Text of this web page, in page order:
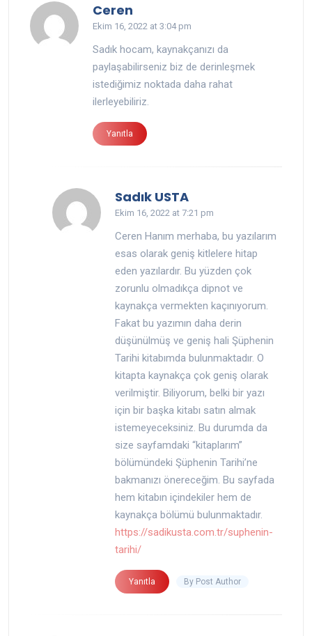
Ceren
Ekim 16, 2022 at 3:04 pm
Sadık hocam, kaynakçanızı da
paylaşabilirseniz biz de derinleşmek
istediğimiz noktada daha rahat
ilerleyebiliriz.
Yanıtla
Sadık USTAsays:
Ekim 16, 2022 at 7:21 pm
Ceren Hanım merhaba, bu yazılarım
esas olarak geniş kitlelere hitap
eden yazılardır. Bu yüzden çok
zorunlu olmadıkça dipnot ve
kaynakça vermekten kaçınıyorum.
Fakat bu yazımın daha derin
düşünülmüş ve geniş hali Şüphenin
Tarihi kitabımda bulunmaktadır. O
kitapta kaynakça çok geniş olarak
verilmiştir. Biliyorum, belki bir yazı
için bir başka kitabı satın almak
istemeyeceksiniz. Bu durumda da
size sayfamdaki “kitaplarım”
bölümündeki Şüphenin Tarihi’ne
bakmanızı önereceğim. Bu sayfada
hem kitabın içindekiler hem de
kaynakça bölümü bulunmaktadır.
https://sadikusta.com.tr/suphenin-
tarihi/
Yanıtla By Post Author